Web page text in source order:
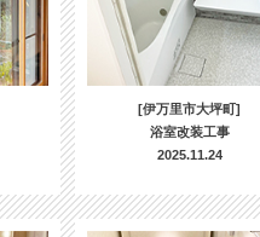
[伊万里市大坪町]
浴室改装工事
2025.11.24